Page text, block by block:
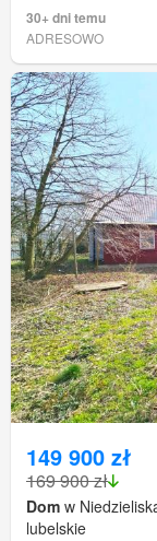
30+ dni temu
ADRESOWO
149 900 zł
169 900 zł
Dom w
lubelskie